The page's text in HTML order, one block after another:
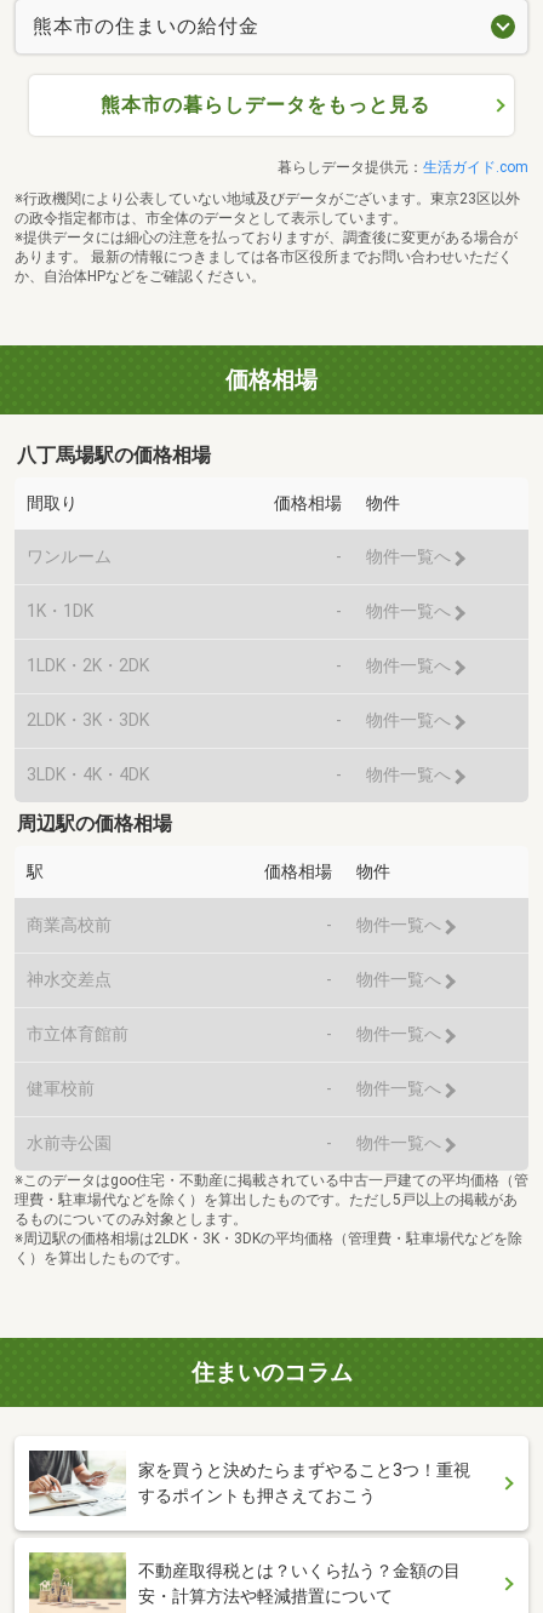
熊本市の住まいの給付金
熊本市の暮らしデータをもっと見る
暮らしデータ提供元： 生活ガイド.com
※行政機関により公表していない地域及びデータがございます。東京23区以外
の政令指定都市は、市全体のデータとして表示しています。
※提供データには細心の注意を払っておりますが、調査後に変更がある場合が
あります。 最新の情報につきましては各市区役所までお問い合わせいただく
か、自治体HPなどをご確認ください。
価格相場
八丁馬場駅の価格相場
間取り 価格相場 物件
ワンルーム - 物件一覧へ
1K・1DK - 物件一覧へ
1LDK・2K・2DK - 物件一覧へ
2LDK・3K・3DK - 物件一覧へ
3LDK・4K・4DK - 物件一覧へ
周辺駅の価格相場
駅 価格相場 物件
商業高校前 - 物件一覧へ
神水交差点 - 物件一覧へ
市立体育館前 - 物件一覧へ
健軍校前 - 物件一覧へ
水前寺公園 - 物件一覧へ
※このデータはgoo住宅・不動産に掲載されている中古一戸建ての平均価格（管
理費・駐車場代などを除く）を算出したものです。ただし5戸以上の掲載があ
るものについてのみ対象とします。
※周辺駅の価格相場は2LDK・3K・3DKの平均価格（管理費・駐車場代などを除
く）を算出したものです。
住まいのコラム
家を買うと決めたらまずやること3つ！重視
するポイントも押さえておこう
不動産取得税とは？いくら払う？金額の目
安・計算方法や軽減措置について